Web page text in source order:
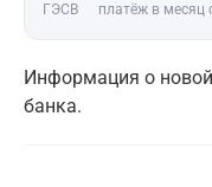
ГЭСВ платёж в месяц
Информация о
банка.